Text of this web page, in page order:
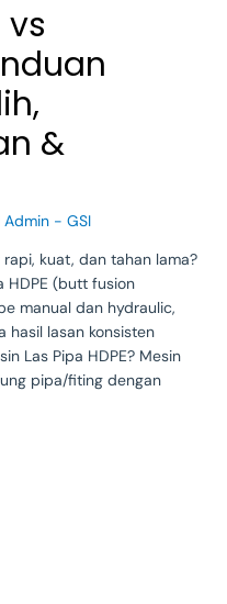
vs
&
- GSI
kuat, dan tahan lama?
HDPE (butt fusion
manual dan hydraulic,
hasil lasan konsisten
Las Pipa HDPE? Mesin
pipa/fiting dengan